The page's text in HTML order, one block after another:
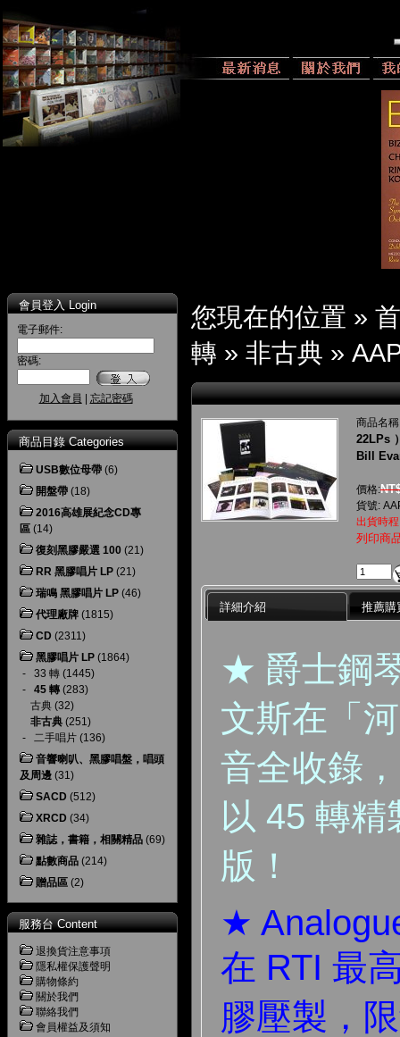
會員登入 Login
電子郵件:
密碼:
加入會員 忘記密碼
商品目錄 Categories
USB數位母帶 (6)
開盤帶 (18)
2016高雄展紀念CD專
區 (14)
復刻黑膠嚴選 100 (21)
RR 黑膠唱片 LP (21)
瑞鳴 黑膠唱片 LP (46)
代理廠牌 (1815)
CD (2311)
黑膠唱片 LP (1864)
- 33 轉 (1445)
- 45 轉 (283)
古典 (32)
非古典 (251)
- 二手唱片 (136)
音響喇叭、黑膠唱盤，唱頭
及周邊 (31)
SACD (512)
XRCD (34)
雜誌，書籍，相關精品 (69)
點數商品 (214)
贈品區 (2)
服務台 Content
退換貨注意事項
隱私權保護聲明
購物條約
關於我們
聯絡我們
會員權益及須知
您現在的位置 »
轉 » 非古典 »
商品名
22LPs
Bill
價格:
貨號:
出貨時
列印商
詳細介紹 推薦購
★ 爵士鋼
文斯在「
音全收錄
以 45 轉
版！
★
在 RTI 最
膠壓製，